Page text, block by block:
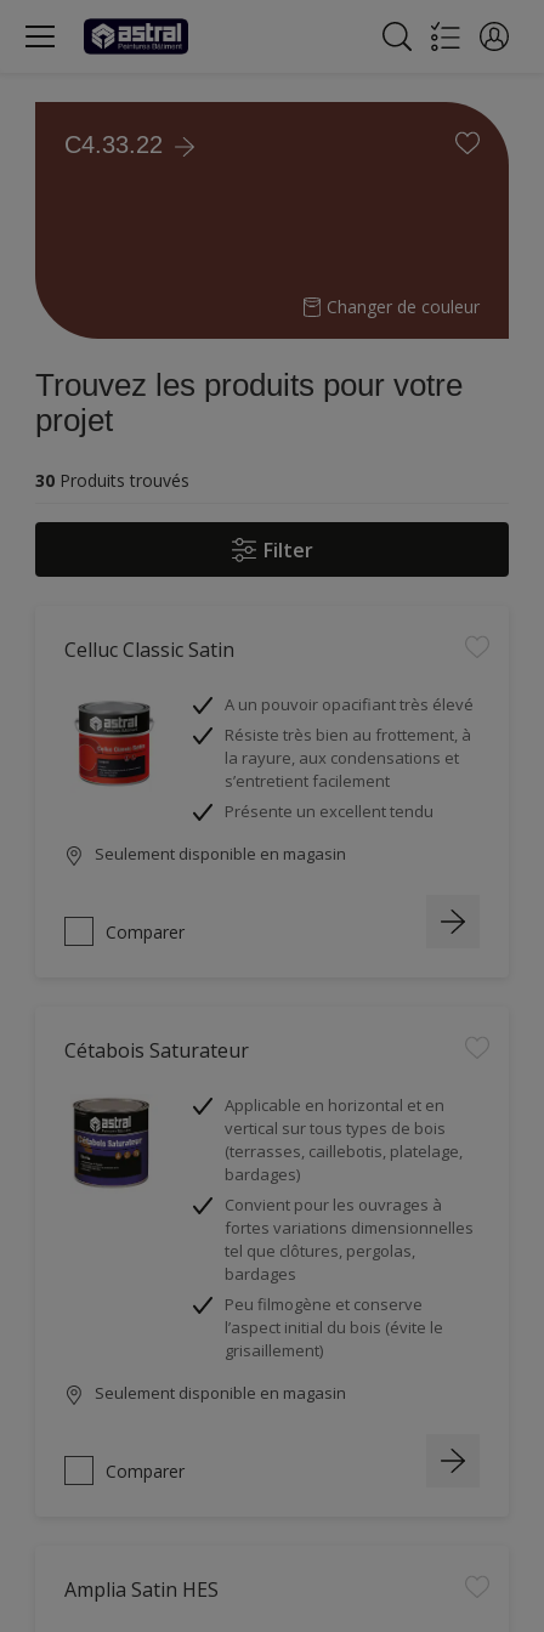
C4.33.22
Changer de couleur
Trouvez les produits pour votre
projet
30 Produits trouvés
Filter
Celluc Classic Satin
A un pouvoir opacifiant très élevé
Résiste très bien au frottement, à
la rayure, aux condensations et
s’entretient facilement
Présente un excellent tendu
Seulement disponible en magasin
Comparer
Cétabois Saturateur
Applicable en horizontal et en
vertical sur tous types de bois
(terrasses, caillebotis, platelage,
bardages)
Convient pour les ouvrages à
fortes variations dimensionnelles
tel que clôtures, pergolas,
bardages
Peu filmogène et conserve
l’aspect initial du bois (évite le
grisaillement)
Seulement disponible en magasin
Comparer
Amplia Satin HES